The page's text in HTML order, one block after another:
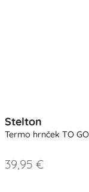
Stelton
Termo hrnček TO
39,95 €